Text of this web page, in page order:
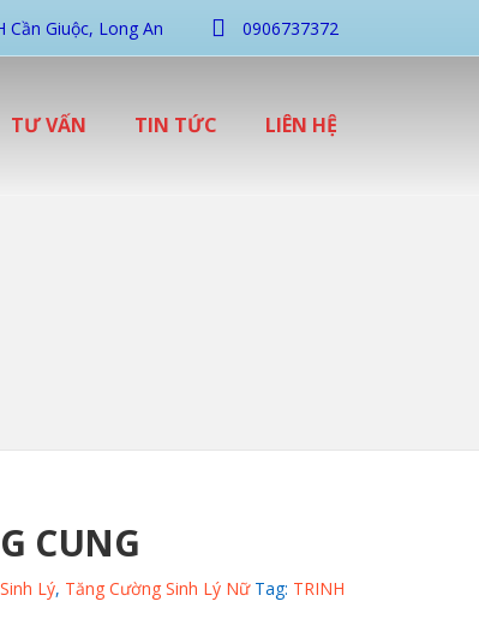
Cần Giuộc, Long An 0906737372
TƯ VẤN TIN TỨC LIÊN HỆ
CUNG
Lý, Tăng Cường Sinh Lý Nữ Tag: TRINH